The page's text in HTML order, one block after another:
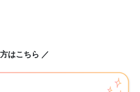
はこちら ／